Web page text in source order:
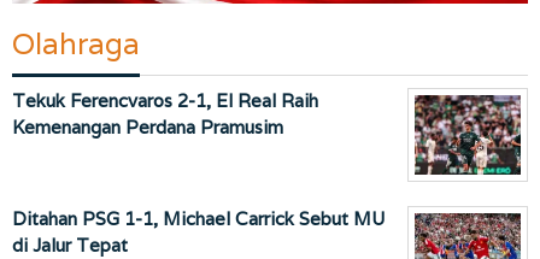
Olahraga
Tekuk Ferencvaros 2-1, El Real Raih
Kemenangan Perdana Pramusim
Ditahan PSG 1-1, Michael Carrick Sebut MU
di Jalur Tepat